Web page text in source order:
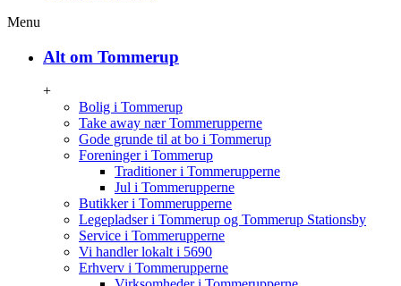
Menu
Alt om Tommerup
+
Bolig i Tommerup
Take away nær Tommerupperne
Gode grunde til at bo i Tommerup
Foreninger i Tommerup
Traditioner i Tommerupperne
Jul i Tommerupperne
Butikker i Tommerupperne
Legepladser i Tommerup og Tommerup Stationsby
Service i Tommerupperne
Vi handler lokalt i 5690
Erhverv i Tommerupperne